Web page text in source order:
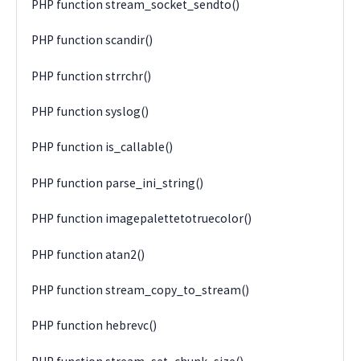
PHP function stream_socket_sendto()
PHP function scandir()
PHP function strrchr()
PHP function syslog()
PHP function is_callable()
PHP function parse_ini_string()
PHP function imagepalettetotruecolor()
PHP function atan2()
PHP function stream_copy_to_stream()
PHP function hebrevc()